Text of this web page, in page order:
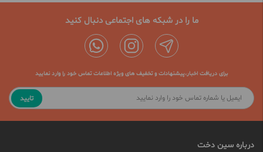
ما را در شبکه های اجتماعی دنبال کنید
برای دریافت اخبار،پیشنهادات و تخفیف های ویژه اطلاعات تماس خود را وارد نمایید
تایید
درباره سین دخت